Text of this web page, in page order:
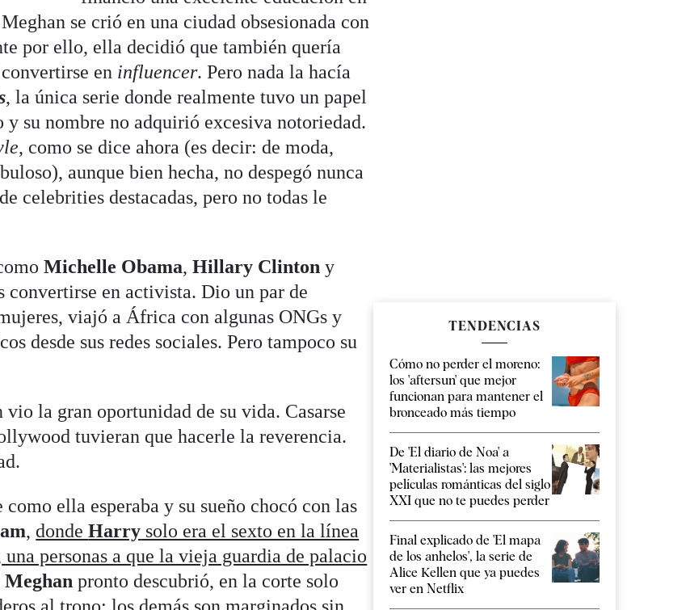
se crió en una ciudad obsesionada con
por ello, ella decidió que también quería
en influencer. Pero nada la hacía
, la única serie donde realmente tuvo un papel
su nombre no adquirió excesiva notoriedad.
, como se dice ahora (es decir: de moda,
aunque bien hecha, no despegó nunca
celebrities destacadas, pero no todas le
Michelle Obama,Hillary Clintony
convertirse en activista. Dio un par de
viajó a África con algunas ONGs y
desde sus redes sociales. Pero tampoco su
la gran oportunidad de su vida. Casarse
tuvieran que hacerle la reverencia.
ella esperaba y su sueño chocó con las
,dondeHarry solo era el sexto en la línea
personas a que la vieja guardia de palacio
Meghan pronto descubrió, en la corte solo
al trono; los demás son marginados sin
TENDENCIAS
Cómo no perder el moreno:
los 'aftersun' que mejor
funcionan para mantener el
bronceado más tiempo
De 'El diario de Noa' a
'Materialistas': las mejores
películas románticas del siglo
XXI que no te puedes perder
Final explicado de 'El mapa
de los anhelos', la serie de
Alice Kellen que ya puedes
ver en Netflix